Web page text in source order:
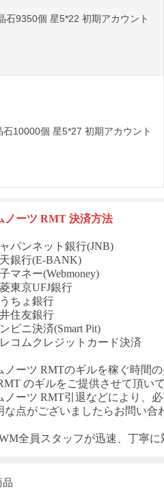
石9350個 星5*22 初期アカウント
石10000個 星5*27 初期アカウント
ノーツ RMT 決済方法
パンネット銀行(JNB)
銀行(E-BANK)
マネー(Webmoney)
東京UFJ銀行
ちょ銀行
住友銀行
ビニ決済(Smart Pit)
コムクレジットカード決済
ノーツ RMTのギルを稼ぐ時間の
のギルをご提供させて頂い
ノーツ RMT引退などにより、
な点がございましたらお問い合
全員スタッフが迅速、丁寧